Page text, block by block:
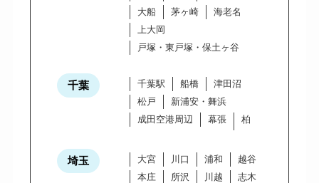
大船
茅ヶ崎
海老名
上大岡
戸塚・東戸塚・保土ヶ谷
千葉 千葉駅 船橋
津田沼
松戸
新浦安・舞浜
成田空港周辺
幕張 柏
埼玉 大宮 川口 浦和
越谷
本庄
所沢 川越 志木